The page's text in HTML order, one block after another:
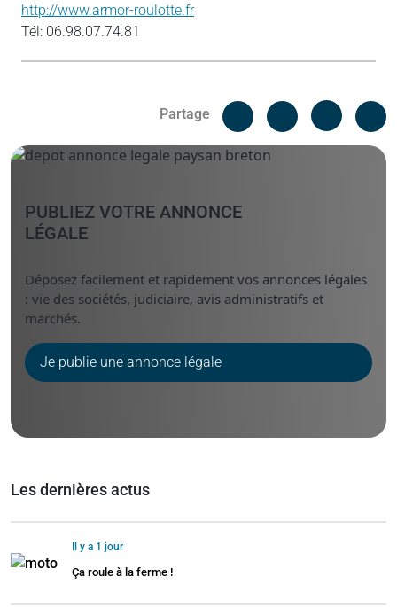
http://www.armor-roulotte.fr
Tél: 06.98.07.74.81
Partage
Facebook
Linked
PUBLIEZ VOTRE ANNONCE
LÉGALE
Déposez facilement et rapidement vos annonces légales
: vie des sociétés, judiciaire, avis administratifs et
marchés.
Je publie une annonce légale
Les dernières actus
Il y a 1 jour
Ça roule à la ferme !